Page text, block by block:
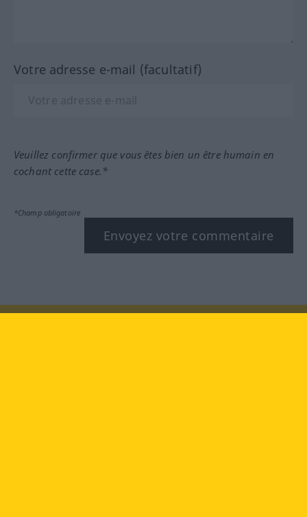
Votre adresse e-mail (facultatif)
Veuillez confirmer que vous êtes bien un être humain en
cochant cette case.*
*Champ obligatoire
Envoyez votre commentaire